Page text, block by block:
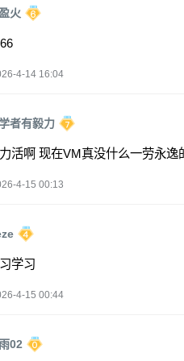
火
4-14 16:04
者有毅力
活啊 现在VM真没什么一劳永逸
4-15 00:13
学习
4-15 00:44
02